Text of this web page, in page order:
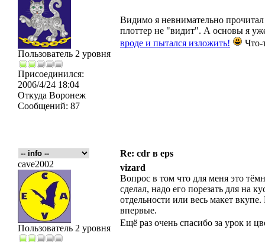
Пользователь 2 уровня
Присоединился:
2006/4/24 18:04
Откуда Воронеж
Сообщений: 87
Видимо я невнимательно
плоттер не "видит". А основы я
вроде и пытался изложить!
Что-
Re: cdr в eps
cave2002
Пользователь 2 уровня
vizard
Вопрос в том что для меня это
сделал, надо его порезать для на
отдельности или весь макет
впервые.
Ещё раз очень спасибо за урок и